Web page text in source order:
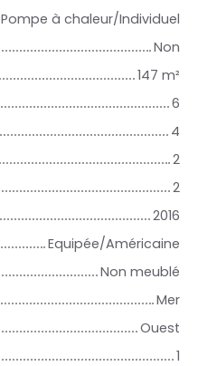
Pompe à chaleur/Individuel
Non
147 m²
6
4
2
2
2016
Equipée/Américaine
Non meublé
Mer
Ouest
1